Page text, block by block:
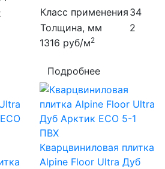
Класс применения 34
Толщина, мм
2
1316 руб/м2
Подробнее
ПВХ
Кварцвиниловая плитка
Alpine Floor Ultra Дуб